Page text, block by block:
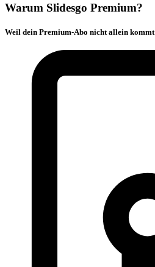
Warum Slidesgo Premium?
Weil dein Premium-Abo nicht allein kommt